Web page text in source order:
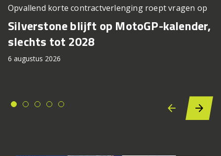
Opvallend korte contractverlenging roept vragen op
Silverstone blijft op MotoGP-kalender,
slechts tot 2028
6 augustus 2026